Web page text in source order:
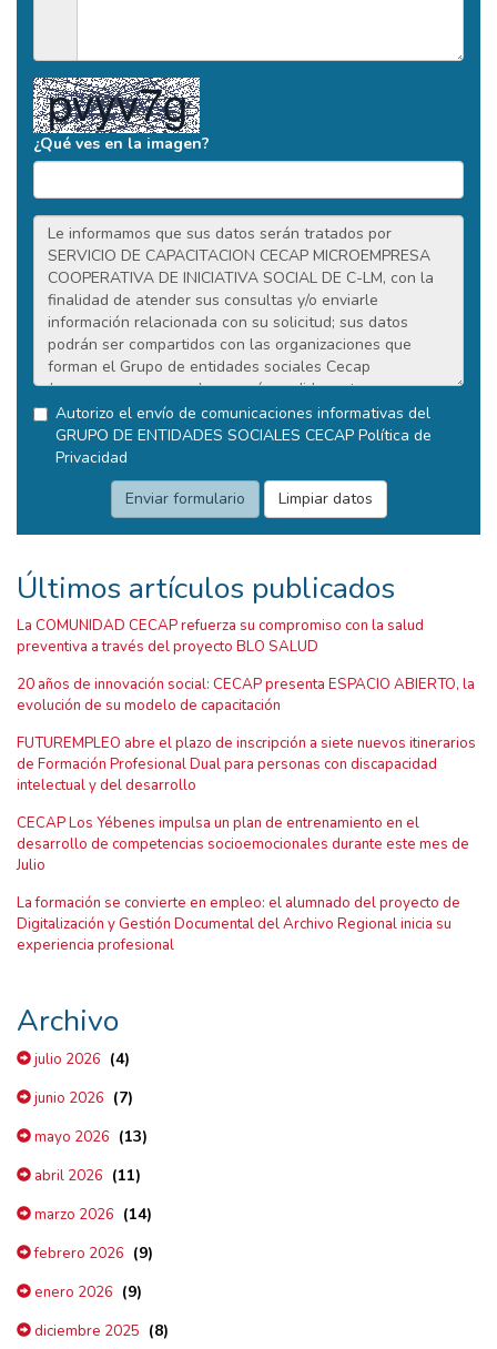
¿Qué ves en la imagen?
Autorizo el envío de comunicaciones informativas del
GRUPO DE ENTIDADES SOCIALES CECAP Política de
Privacidad
Últimos artículos publicados
La COMUNIDAD CECAP refuerza su compromiso con la salud
preventiva a través del proyecto BLO SALUD
20 años de innovación social: CECAP presenta ESPACIO ABIERTO, la
evolución de su modelo de capacitación
FUTUREMPLEO abre el plazo de inscripción a siete nuevos itinerarios
de Formación Profesional Dual para personas con discapacidad
intelectual y del desarrollo
CECAP Los Yébenes impulsa un plan de entrenamiento en el
desarrollo de competencias socioemocionales durante este mes de
Julio
La formación se convierte en empleo: el alumnado del proyecto de
Digitalización y Gestión Documental del Archivo Regional inicia su
experiencia profesional
Archivo
julio 2026 (4)
junio 2026 (7)
mayo 2026 (13)
abril 2026 (11)
marzo 2026 (14)
febrero 2026 (9)
enero 2026 (9)
diciembre 2025 (8)